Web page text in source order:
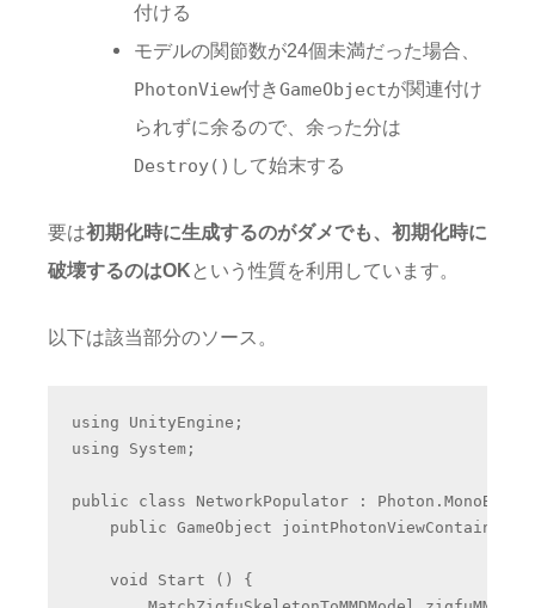
付ける
モデルの関節数が24個未満だった場合、
PhotonView付きGameObjectが関連付け
られずに余るので、余った分は
Destroy() して始末する
要は初期化時に生成するのがダメでも、初期化時に
破壊するのはOK という性質を利用しています。
以下は該当部分のソース。
using UnityEngine;
using System;
public class NetworkPopulator :
    public GameObject jointPhotonViewContainer;
    void Start () {